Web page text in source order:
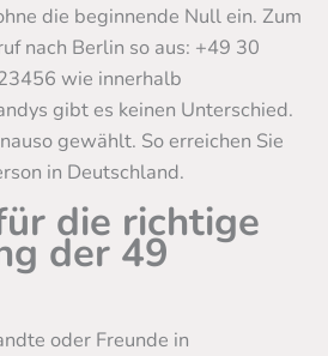
die beginnende Null ein. Zum
nach Berlin so aus: +49 30
wie innerhalb
gibt es keinen Unterschied.
gewählt. So erreichen Sie
in Deutschland.
die richtige
der 49
oder Freunde in